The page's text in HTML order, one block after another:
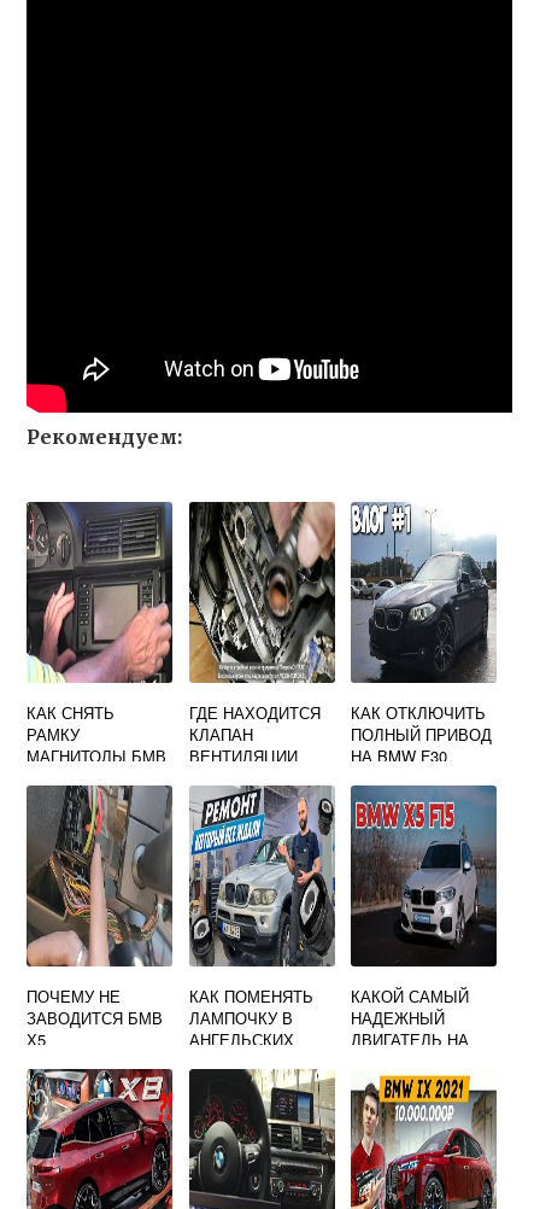
Рекомендуем:
КАК СНЯТЬ
РАМКУ
МАГНИТОЛЫ БМВ
ГДЕ НАХОДИТСЯ
КЛАПАН
ВЕНТИЛЯЦИИ
БАКА БМВ Е39
КАК ОТКЛЮЧИТЬ
ПОЛНЫЙ ПРИВОД
НА BMW F30
ПОЧЕМУ НЕ
ЗАВОДИТСЯ БМВ
Х5
КАК ПОМЕНЯТЬ
ЛАМПОЧКУ В
АНГЕЛЬСКИХ
КАКОЙ САМЫЙ
НАДЕЖНЫЙ
ДВИГАТЕЛЬ НА